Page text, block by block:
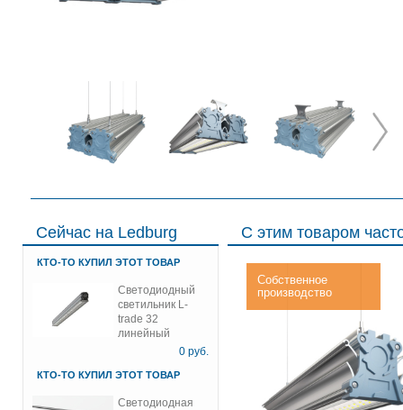
Сейчас на Ledburg
КТО-ТО КУПИЛ ЭТОТ ТОВАР
Светодиодный
светильник L-
trade 32
линейный
0руб.
КТО-ТО КУПИЛ ЭТОТ ТОВАР
Светодиодная
С этим товаром
Собственное
производство